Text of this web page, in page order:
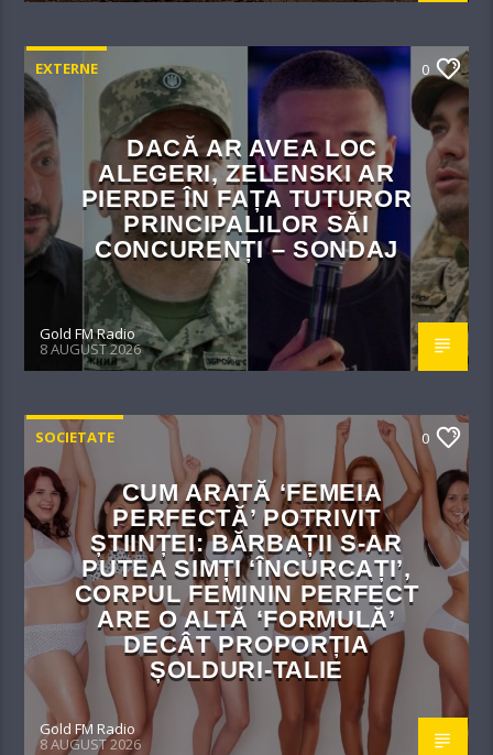
EXTERNE 0
DACĂ AR AVEA LOC
ALEGERI, ZELENSKI AR
PIERDE ÎN FAȚA TUTUROR
PRINCIPALILOR SĂI
CONCURENȚI – SONDAJ
Gold FM Radio
8 AUGUST 2026
SOCIETATE 0
CUM ARATĂ ‘FEMEIA
PERFECTĂ’ POTRIVIT
ȘTIINȚEI: BĂRBAȚII S-AR
PUTEA SIMȚI ‘ÎNCURCAȚI’,
CORPUL FEMININ PERFECT
ARE O ALTĂ ‘FORMULĂ’
DECÂT PROPORȚIA
ȘOLDURI-TALIE
Gold FM Radio
8 AUGUST 2026